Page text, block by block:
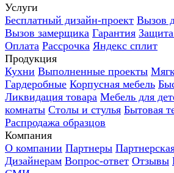
Услуги
Бесплатный дизайн-проект Вызов
Вызов замерщика Гарантия
Оплата Рассрочка Яндекс сплит
Продукция
Кухни Выполненные проекты
Гардеробные Корпусная мебель
Ликвидация товара Мебель для
комнаты Столы и стулья Бытовая
Распродажа образцов
Компания
О компании Партнеры
Дизайнерам Вопрос-ответ Отзывы